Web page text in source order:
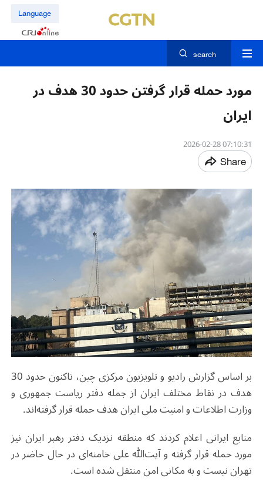
Language
search
مورد حمله قرار گرفتن حدود 30 هدف در
ایران
07:10:31 2026-02-28
Share
بر اساس گزارش رادیو و تلویزیون مرکزی چین، تاکنون حدود 30
هدف در نقاط مختلف ایران از جمله دفتر ریاست جمهوری و
وزارت اطلاعات و امنیت ملی ایران هدف حمله قرار گرفته‌اند.
منابع ایرانی اعلام کردند که منطقه نزدیک دفتر رهبر ایران نیز
مورد حمله قرار گرفته و آیت‌الله علی خامنه‌ای در حال حاضر در
تهران نیست و به مکانی امن منتقل شده است.